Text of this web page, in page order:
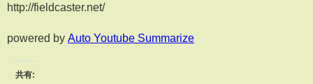
http://fieldcaster.net/
powered by Auto Youtube Summarize
共有: